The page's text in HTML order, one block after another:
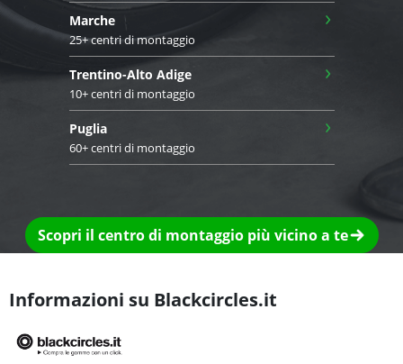
Marche
25+ centri di montaggio
›
Trentino-Alto Adige
10+ centri di montaggio
›
Puglia
60+ centri di montaggio
›
Scopri il centro di montaggio più vicino a te
Informazioni su Blackcircles.it